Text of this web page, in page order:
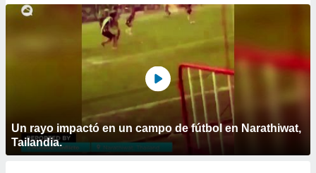
Un rayo impactó en un campo de fútbol en Narathiwat,
Tailandia.